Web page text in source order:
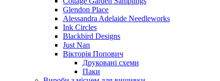
Glendon Place
Alessandra Adelaide Needleworks
Ink Circles
Blackbird Designs
Just Nan
Вікторія Попович
Друковані схеми
Паки